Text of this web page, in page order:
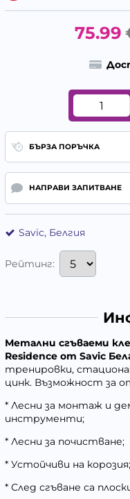
75.99
БЪРЗА ПОРЪЧКА
НАПРАВИ ЗАПИТВАНЕ
Savic, Белгия
Рейтинг:
Метални сгъваеми
Residence от Savic
тренировки,
цинк. Възможност за
* Лесни за монтаж и
инструменти;
* Лесни за почистване;
* Устойчиви на корозия;
* След сгъване са